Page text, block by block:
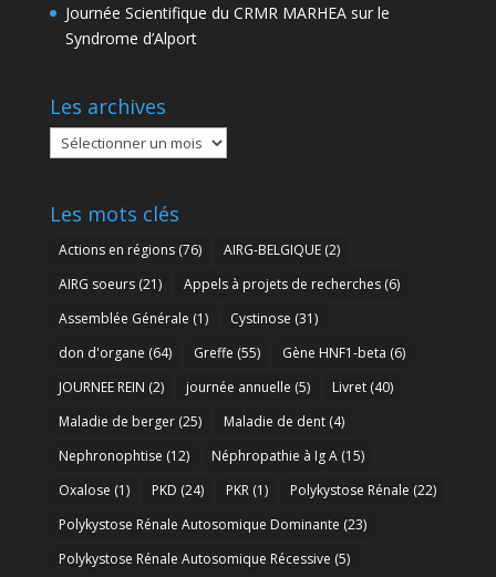
Journée Scientifique du CRMR MARHEA sur le
Syndrome d’Alport
Les archives
Les
archives
Les mots clés
Actions en régions(76) AIRG-BELGIQUE(2)
AIRG soeurs(21) Appels à projets de recherches(6)
Assemblée Générale (1) Cystinose (31)
don d'organe (64) Greffe (55) Gène HNF1-beta (6)
JOURNEE REIN (2) journée annuelle (5) Livret(40)
Maladie de berger(25) Maladie de dent(4)
Nephronophtise (12) Néphropathie à Ig A(15)
Oxalose (1) PKD (24) PKR(1) Polykystose Rénale (22)
Polykystose Rénale Autosomique Dominante (23)
Polykystose Rénale Autosomique Récessive (5)